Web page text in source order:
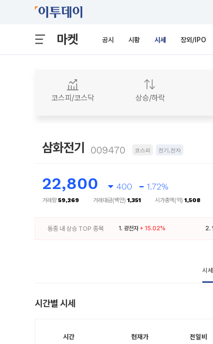
마켓 공시 시황 시세 장외/IPO
코스피/코스닥 상승/하락
삼화전기 009470 코스피 전기,전자
22,800 400 1.72%
거래량59,269 거래대금(백만) 1,351 시가총액(억) 1,508
동종 내 상승 TOP 종목 1. 광전자 + 15.02% 2.
시세